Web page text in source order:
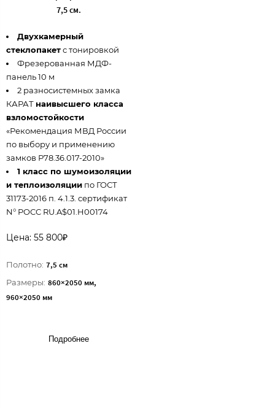
7,5 см.
Двухкамерный
стеклопакетс тонировкой
Фрезерованная МДФ-
панель 10 м
2 разносистемных замка
КАРАТ наивысшего класса
взломостойкости
«Рекомендация МВД России
по выбору и применению
замков Р78.36.017-2010»
1 класс по шумоизоляции
и теплоизоляции по ГОСТ
31173-2016 п. 4.1.3. сертификат
N° POCC RU.A$01.H00174
Цена: 55 800₽
Полотно: 7,5 см
Размеры: 860×2050 мм,
960×2050 мм
Подробнее